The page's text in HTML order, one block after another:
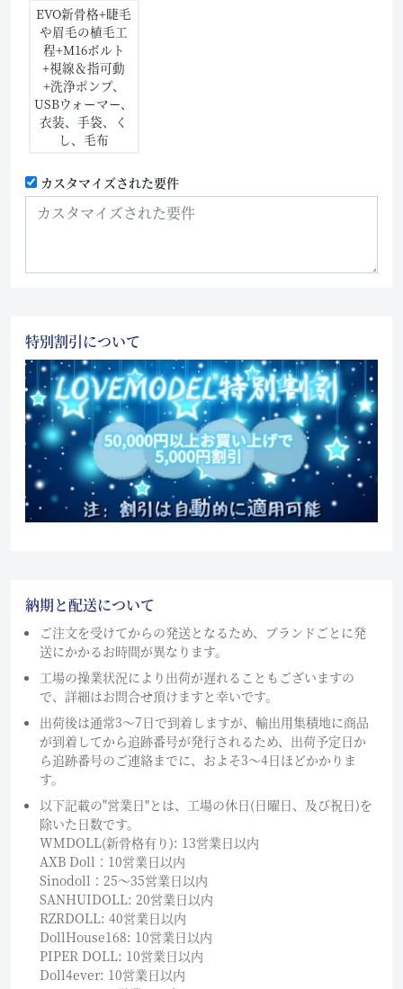
EVO新骨格+睫毛
や眉毛の植毛工
程+M16ボルト
+視線＆指可動
+洗浄ポンプ、
USBウォーマー、
衣装、手袋、く
し、毛布
カスタマイズされた要件
特別割引について
納期と配送について
ご注文を受けてからの発送となるため、ブランドごとに発
送にかかるお時間が異なります。
工場の操業状況により出荷が遅れることもございますの
で、詳細はお問合せ頂けますと幸いです。
出荷後は通常3～7日で到着しますが、輸出用集積地に商品
が到着してから追跡番号が発行されるため、出荷予定日か
ら追跡番号のご連絡までに、およそ3〜4日ほどかかりま
す。
以下記載の"営業日"とは、工場の休日(日曜日、及び祝日)を
除いた日数です。
WMDOLL(新骨格有り): 13営業日以内
AXB Doll：10営業日以内
Sinodoll：25〜35営業日以内
SANHUIDOLL: 20営業日以内
RZRDOLL: 40営業日以内
DollHouse168: 10営業日以内
PIPER DOLL: 10営業日以内
Doll4ever: 10営業日以内